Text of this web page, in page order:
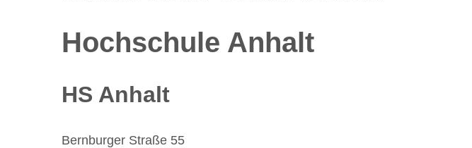
Hochschule Anhalt
HS Anhalt
Bernburger Straße 55